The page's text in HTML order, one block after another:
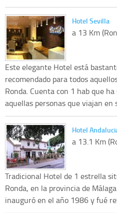
Hotel Sevilla
a 13 Km
Este elegante Hotel está
recomendado para todos
Ronda. Cuenta con 1 hab que
aquellas personas que viajan en
Hotel
a 13.1 Km
Tradicional Hotel de 1 estrella
Ronda, en la provincia de
inauguró en el año 1986 y fué